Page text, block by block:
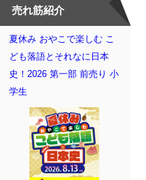
売れ筋紹介
夏休み おやこで楽しむ こ
ども落語とそれなに日本
史！2026 第一部 前売り 小
学生